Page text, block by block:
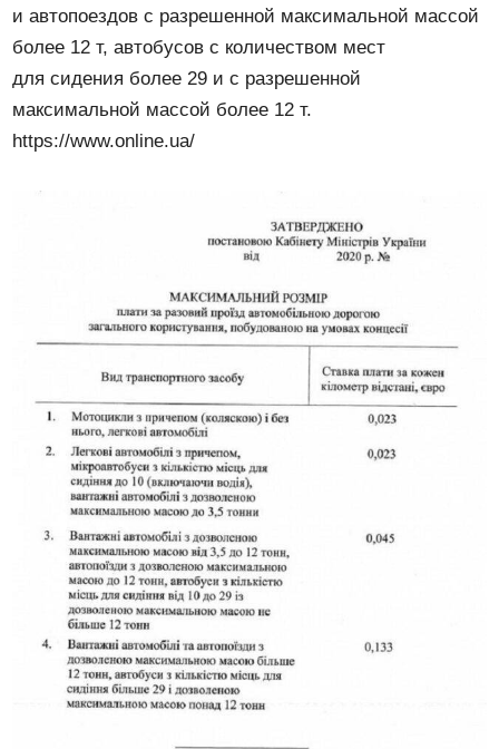
и автопоездов с разрешенной максимальной массой
более 12 т, автобусов с количеством мест
для сидения более 29 и с разрешенной
максимальной массой более 12 т.
https://www.online.ua/